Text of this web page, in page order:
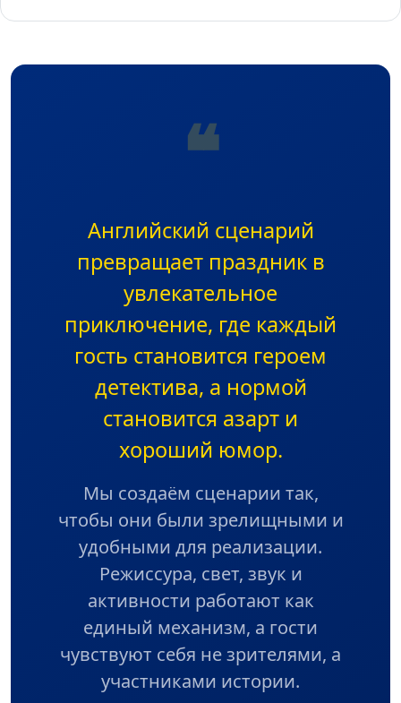
❝
Английский сценарий
превращает праздник в
увлекательное
приключение, где каждый
гость становится героем
детектива, а нормой
становится азарт и
хороший юмор.
Мы создаём сценарии так,
чтобы они были зрелищными и
удобными для реализации.
Режиссура, свет, звук и
активности работают как
единый механизм, а гости
чувствуют себя не зрителями, а
участниками истории.